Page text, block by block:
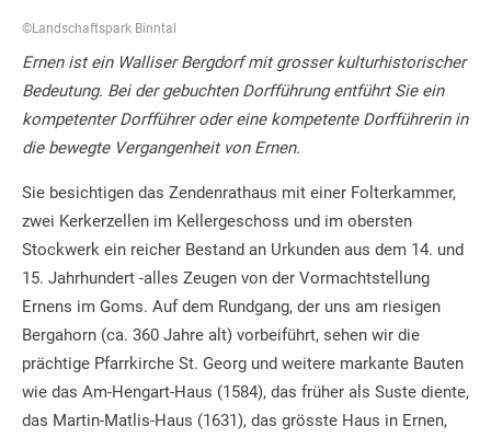
©Landschaftspark Binntal
Ernen ist ein Walliser Bergdorf mit grosser kulturhistorischer
Bedeutung. Bei der gebuchten Dorfführung entführt Sie ein
kompetenter Dorfführer oder eine kompetente Dorfführerin in
die bewegte Vergangenheit von Ernen.
Sie besichtigen das Zendenrathaus mit einer Folterkammer,
zwei Kerkerzellen im Kellergeschoss und im obersten
Stockwerk ein reicher Bestand an Urkunden aus dem 14. und
15. Jahrhundert -alles Zeugen von der Vormachtstellung
Ernens im Goms. Auf dem Rundgang, der uns am riesigen
Bergahorn (ca. 360 Jahre alt) vorbeiführt, sehen wir die
prächtige Pfarrkirche St. Georg und weitere markante Bauten
wie das Am-Hengart-Haus (1584), das früher als Suste diente,
das Martin-Matlis-Haus (1631), das grösste Haus in Ernen,